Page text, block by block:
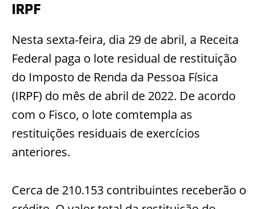
IRPF
Nesta sexta-feira, dia 29 de abril, a Receita
Federal paga o lote residual de restituição
do Imposto de Renda da Pessoa Física
(IRPF) do mês de abril de 2022. De acordo
com o Fisco, o lote comtempla as
restituições residuais de exercícios
anteriores.
Cerca de 210.153 contribuintes receberão o